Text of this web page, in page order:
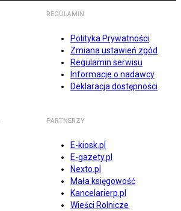
REGULAMIN
Polityka Prywatności
Zmiana ustawień zgód
Regulamin serwisu
Informacje o nadawcy
Deklaracja dostępności
PARTNERZY
E-kiosk.pl
E-gazety.pl
Nexto.pl
Mała księgowość
Kancelarierp.pl
Wieści Rolnicze